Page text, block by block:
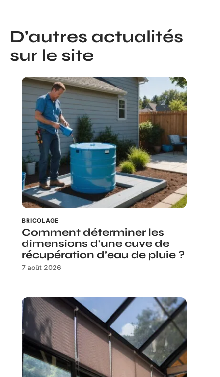
D'autres actualités
sur le site
BRICOLAGE
Comment déterminer les
dimensions d’une cuve de
récupération d’eau de pluie ?
7 août 2026